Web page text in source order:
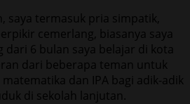
saya termasuk pria simpatik,
cemerlang, biasanya saya
dari 6 bulan saya belajar di kota
dari beberapa teman untuk
dan IPA bagi adik-adik
di sekolah lanjutan.